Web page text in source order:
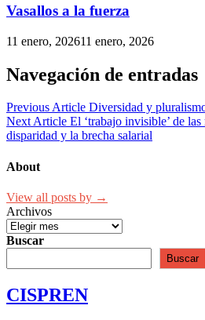
Vasallos a la fuerza
11 enero, 202611 enero, 2026
Navegación de entradas
Previous Article Diversidad y
Next Article El ‘trabajo invisible’ de
disparidad y la brecha salarial
About
View all posts by →
Archivos
Buscar
Buscar
CISPREN